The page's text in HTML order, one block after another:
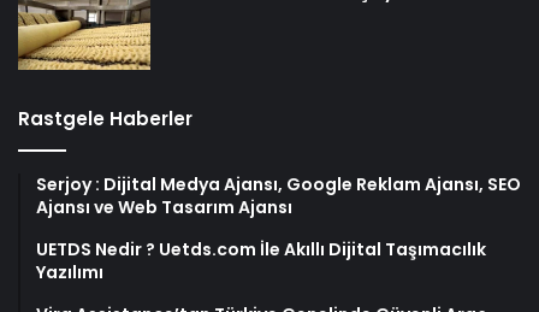
Rastgele Haberler
Serjoy : Dijital Medya Ajansı, Google Reklam Ajansı, SEO
Ajansı ve Web Tasarım Ajansı
UETDS Nedir ? Uetds.com İle Akıllı Dijital Taşımacılık
Yazılımı